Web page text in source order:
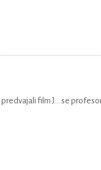
film J... se